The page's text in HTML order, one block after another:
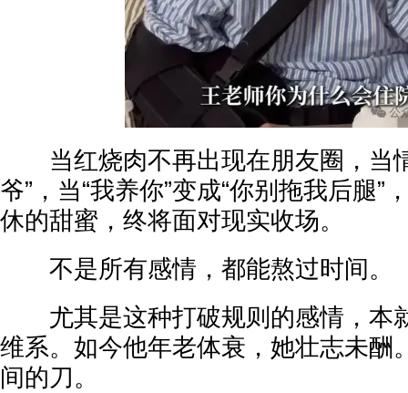
当红烧肉不再出现在朋友圈，当
爷”，当“我养你”变成“你别拖我后腿”
休的甜蜜，终将面对现实收场。
不是所有感情，都能熬过时间。
尤其是这种打破规则的感情，本
维系。如今他年老体衰，她壮志未酬
间的刀。